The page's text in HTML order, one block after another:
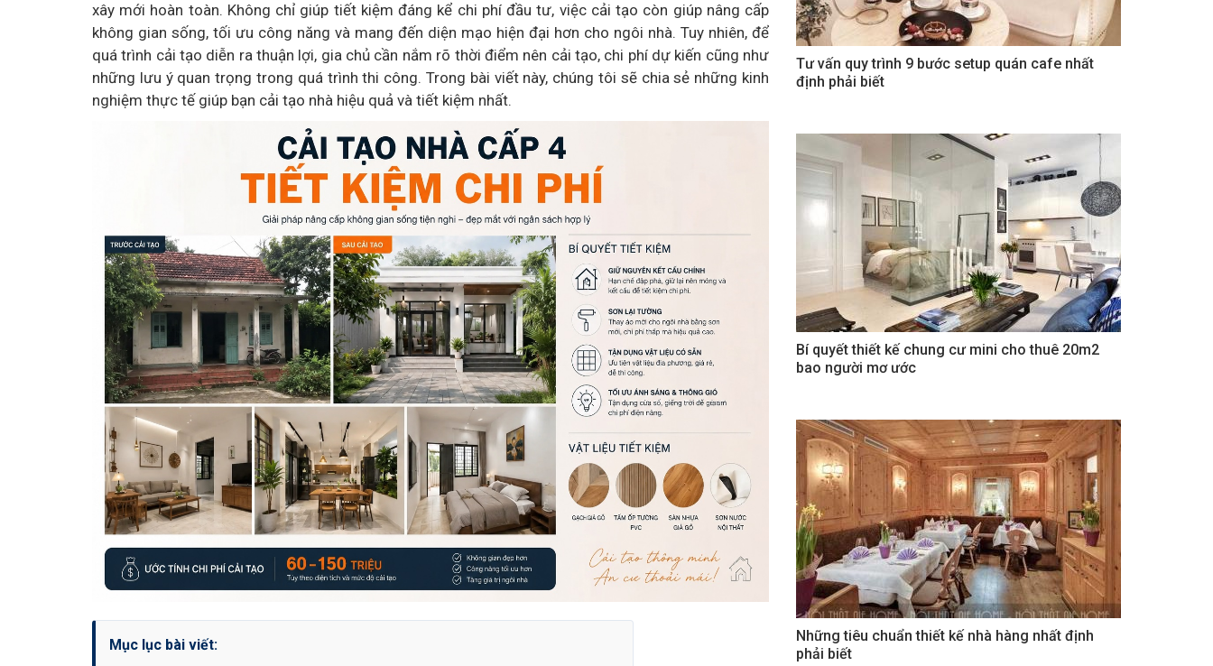
xây mới hoàn toàn. Không chỉ giúp tiết kiệm đáng kể chi phí đầu tư, việc cải tạo còn giúp nâng cấp
không gian sống, tối ưu công năng và mang đến diện mạo hiện đại hơn cho ngôi nhà. Tuy nhiên, để
quá trình cải tạo diễn ra thuận lợi, gia chủ cần nắm rõ thời điểm nên cải tạo, chi phí dự kiến cũng như
những lưu ý quan trọng trong quá trình thi công. Trong bài viết này, chúng tôi sẽ chia sẻ những kinh
nghiệm thực tế giúp bạn cải tạo nhà hiệu quả và tiết kiệm nhất.
Mục lục bài viết:
Tư vấn quy trình 9 bước setup quán cafe nhất
định phải biết
Bí quyết thiết kế chung cư mini cho thuê 20m2
bao người mơ ước
Những tiêu chuẩn thiết kế nhà hàng nhất định
phải biết